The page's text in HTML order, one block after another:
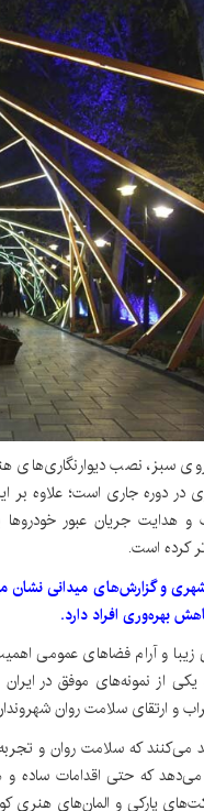
سبز، نصب
در دوره جاری است؛ علاوه
و هدایت جریان عبور
کرده است.
و گزارش‌های میدانی نشان
بهره‌وری افراد دارد.
و آرام فضاهای عمومی
از نمونه‌های موفق در
و ارتقای سلامت روان
می‌کنند که سلامت روان و
که حتی اقدامات ساده و
پارکی و المان‌های هنری